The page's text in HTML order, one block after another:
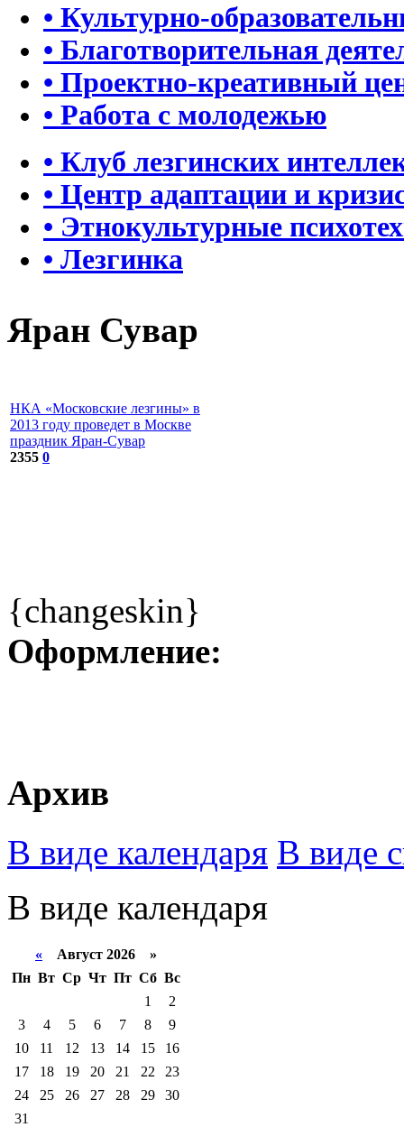
• Культурно-
• Благотворительная
• Проектно-креативный
• Работа с молодежью
• Клуб лезгинских
• Центр адаптации и
• Этнокультурные
• Лезгинка
Яран Сувар
НКА «Московские лезгины» в
2013 году проведет в Москве
праздник Яран-Сувар
2355 0
{changeskin}
Оформление:
Архив
В виде календаря В виде
В виде календаря
« Август 2026 »
Пн Вт Ср Чт Пт Сб Вс
1
2
3
4 5 6 7 8
9
10
11 12 13 14 15
16
17
18 19 20 21 22
23
24
25 26 27 28 29
30
31